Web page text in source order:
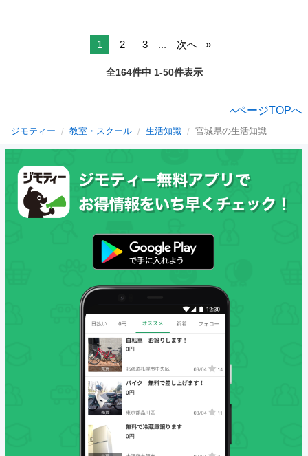
1 2 3 ... 次へ
全164件中 1-50件表示
ページTOPへ
ジモティー 教室・スクール 生活知識 宮城県の生活知識